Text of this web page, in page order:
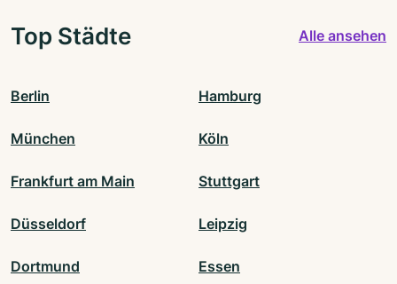
Top Städte Alle ansehen
Berlin Hamburg
München Köln
Frankfurt am Main Stuttgart
Düsseldorf Leipzig
Dortmund Essen